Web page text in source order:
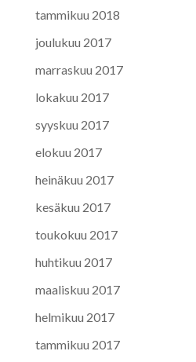
tammikuu 2018
joulukuu 2017
marraskuu 2017
lokakuu 2017
syyskuu 2017
elokuu 2017
heinäkuu 2017
kesäkuu 2017
toukokuu 2017
huhtikuu 2017
maaliskuu 2017
helmikuu 2017
tammikuu 2017